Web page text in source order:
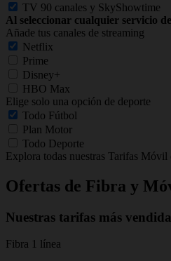
TV 90 canales y SkyShowtime
Al seleccionar cualquier servicio
Añade tus canales de streaming
Netflix
Prime
Disney+
HBO Max
Elige solo una opción de deporte
Todo Fútbol
Plan Motor
Todo Deporte
Explora todas nuestras Tarifas Móvil
Ofertas de Fibra y
Nuestras tarifas más
Fibra 1 línea